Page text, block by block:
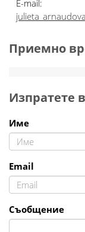
E-mail:
Приемно
Изпратете
Име
Email
Съобщение